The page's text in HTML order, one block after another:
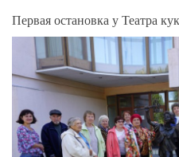
Первая остановка у Театра